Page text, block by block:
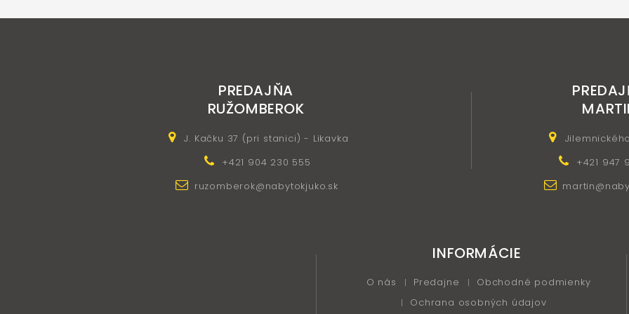
PREDAJŇA
RUŽOMBEROK
J. Kačku 37 (pri stanici) - Likavka
+421 904 230 555
ruzomberok@nabytokjuko.sk
+421 947
INFORMÁCIE
O nás Predajne
Obchodné podmienky
Ochrana osobných údajov